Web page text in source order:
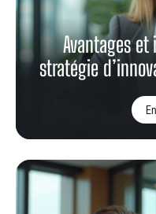
Avantages
stratégie